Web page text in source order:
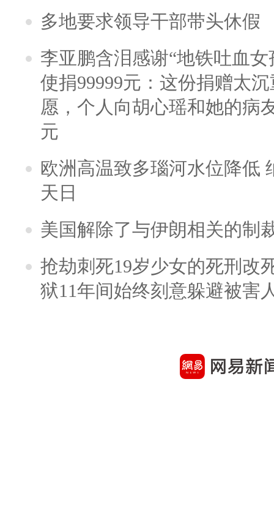
多地要求领导干部带头休假
李亚鹏含泪感谢“地铁吐血
使捐99999元：这份捐赠太
愿，个人向胡心瑶和她的病
元
欧洲高温致多瑙河水位降低
天日
美国解除了与伊朗相关的制
抢劫刺死19岁少女的死刑改
狱11年间始终刻意躲避被害